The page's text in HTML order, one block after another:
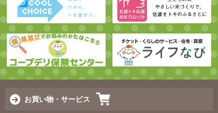
お買い物・サービス